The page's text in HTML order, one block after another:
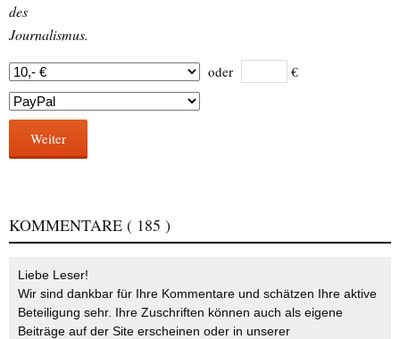
des
Journalismus.
oder €
Weiter
KOMMENTARE ( 185 )
Liebe Leser!
Wir sind dankbar für Ihre Kommentare und schätzen Ihre aktive
Beteiligung sehr. Ihre Zuschriften können auch als eigene
Beiträge auf der Site erscheinen oder in unserer